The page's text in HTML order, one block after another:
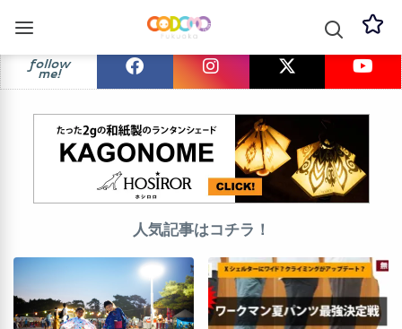
follow
me!
人気記事はコチラ！